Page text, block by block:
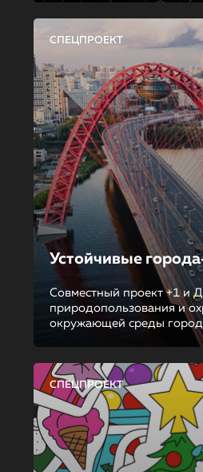
СПЕЦПРОЕКТ
Устойчивые
Совместный проект +1 и
природопользования и
окружающей среды
СПЕЦПРОЕКТ